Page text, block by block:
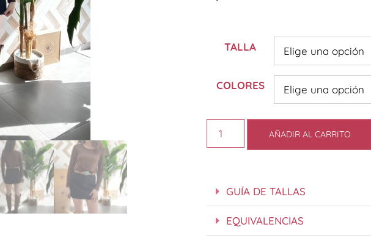
TALLA
COLORES
AÑADIR AL CARRITO
GUÍA DE TALLAS
EQUIVALENCIAS